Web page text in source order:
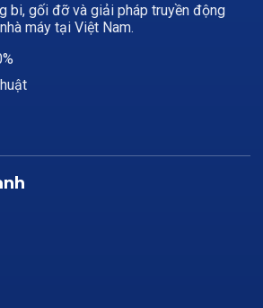
bi, gối đỡ và giải pháp truyền động
máy tại Việt Nam.